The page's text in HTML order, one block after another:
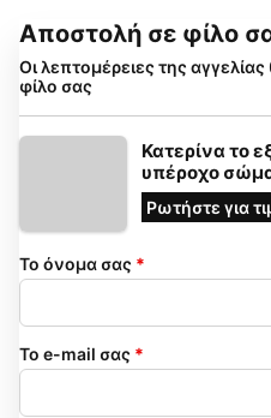
Αποστολή σε φίλο
Οι λεπτομέρειες της
φίλο σας
Κατερίνα το
υπέροχο
Ρωτήστε για
Το όνομα σας *
Το e-mail σας *